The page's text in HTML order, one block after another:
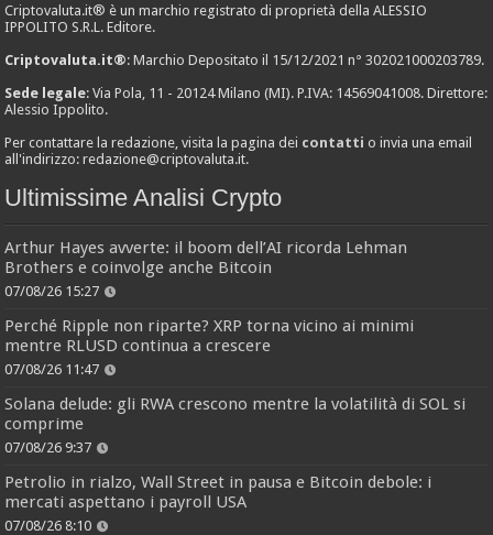
Criptovaluta.it® è un marchio registrato di proprietà della ALESSIO
IPPOLITO S.R.L. Editore.
Criptovaluta.it®: Marchio Depositato il 15/12/2021 n° 302021000203789.
Sede legale: Via Pola, 11 - 20124 Milano (MI). P.IVA: 14569041008. Direttore:
Alessio Ippolito.
Per contattare la redazione, visita la pagina dei contatti o invia una email
all'indirizzo:redazione@criptovaluta.it.
Ultimissime Analisi Crypto
Arthur Hayes avverte: il boom dell’AI ricorda Lehman
Brothers e coinvolge anche Bitcoin
07/08/26 15:27
Perché Ripple non riparte? XRP torna vicino ai minimi
mentre RLUSD continua a crescere
07/08/26 11:47
Solana delude: gli RWA crescono mentre la volatilità di SOL si
comprime
07/08/26 9:37
Petrolio in rialzo, Wall Street in pausa e Bitcoin debole: i
mercati aspettano i payroll USA
07/08/26 8:10